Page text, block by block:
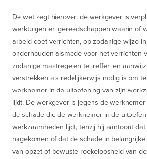
De wet zegt hierover: de werkgever is
werktuigen en gereedschappen waarin of
arbeid doet verrichten, op zodanige wijze
onderhouden alsmede voor het verrichten
zodanige maatregelen te treffen en
verstrekken als redelijkerwijs nodig is om
werknemer in de uitoefening van zijn
lijdt. De werkgever is jegens de
de schade die de werknemer in de
werkzaamheden lijdt, tenzij hij aantoont
nagekomen of dat de schade in
van opzet of bewuste roekeloosheid van